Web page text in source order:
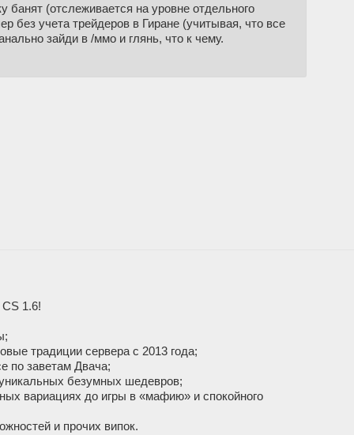
банят (отслеживается на уровне отдельного
без учета трейдеров в Гиране (учитывая, что все
зайди в /ммо и глянь, что к чему.
1.6!
традиции сервера с 2013 года;
по заветам Двача;
безумных шедевров;
вариациях до игры в «мафию» и спокойного
и прочих випок.